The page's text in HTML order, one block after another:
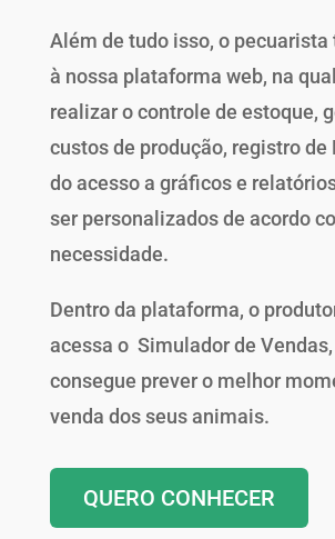
Além de tudo isso, o pecuarista
à nossa plataforma web, na
realizar o controle de estoque,
custos de produção, registro de
do acesso a gráficos e
ser personalizados de acordo
necessidade.
Dentro da plataforma, o
acessa o Simulador de
consegue prever o melhor
venda dos seus animais.
QUERO CONHECER